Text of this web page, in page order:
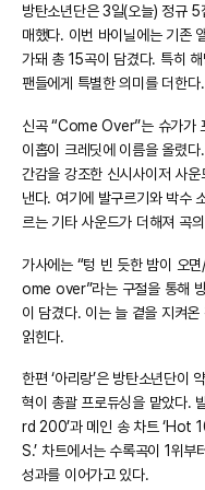
방탄소년단은 3일(오늘) 정규 5
매했다. 이번 바이닐에는 기존
가돼 총 15곡이 담겼다. 특히
팬들에게 특별한 의미를 더한다.
신곡 “Come Over”는 슈가가
이홉이 크레딧에 이름을 올렸
간감을 강조한 신시사이저 사
낸다. 여기에 발구르기와 박수
르는 기타 사운드가 더해져 곡
가사에는 “텅 빈 듯한 밤이 오
ome over”라는 구절을 통해 방
이 담겼다. 이는 늘 곁을 지켜
읽힌다.
한편 ‘아리랑’은 방탄소년단이
혁이 총괄 프로듀싱을 맡았다.
rd 200’과 메인 송 차트 ‘Hot
S.’ 차트에서는 수록곡이 1위
성과를 이어가고 있다.